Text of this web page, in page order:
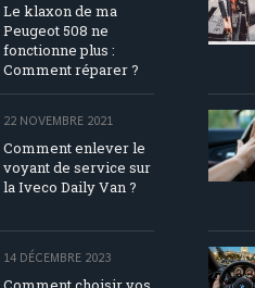
Le klaxon de ma
Peugeot 508 ne
fonctionne plus :
Comment réparer ?
22 NOVEMBRE 2021
Comment enlever le
voyant de service sur
la Iveco Daily Van ?
14 DÉCEMBRE 2023